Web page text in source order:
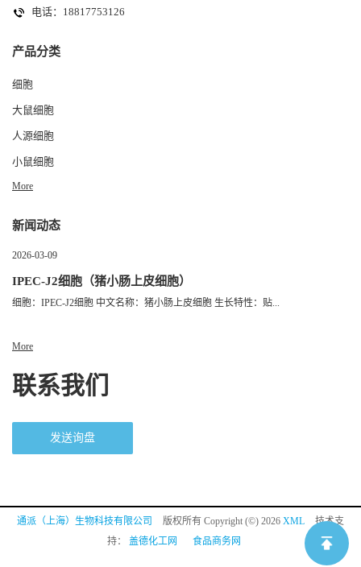
电话：18817753126
产品分类
细胞
大鼠细胞
人源细胞
小鼠细胞
More
新闻动态
2026-03-09
IPEC-J2细胞（猪小肠上皮细胞）
细胞：IPEC-J2细胞 中文名称：猪小肠上皮细胞 生长特性：贴...
More
联系我们
发送询盘
通派（上海）生物科技有限公司 版权所有 Copyright (©) 2026 XML
技术支
持： 盖德化工网 食品商务网